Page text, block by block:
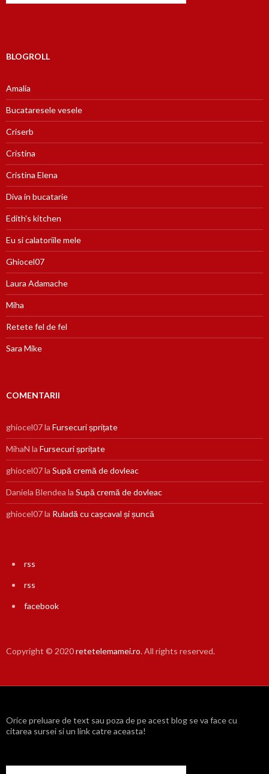
BLOGROLL
Amalia
Bucataresele vesele
Criserb
Cristina
Cristina Elena
Diva in bucatarie
Edith's kitchen
Eu si calatoriile mele
Ghiocel07
Laura Adamache
Miha
Retete fel de fel
Sara Mike
COMENTARII
ghiocel07la Fursecuri șprițate
MihaN la Fursecuri șprițate
ghiocel07la Supă cremă de dovleac
Daniela Blendea la Supă cremă de dovleac
ghiocel07la Ruladă cu cașcaval și șuncă
rss
rss
facebook
Copyright © 2020retetelemamei.ro. All rights reserved.
Orice preluare de text sau poza de pe acest blog se va face cu
citarea sursei si un link catre aceasta!